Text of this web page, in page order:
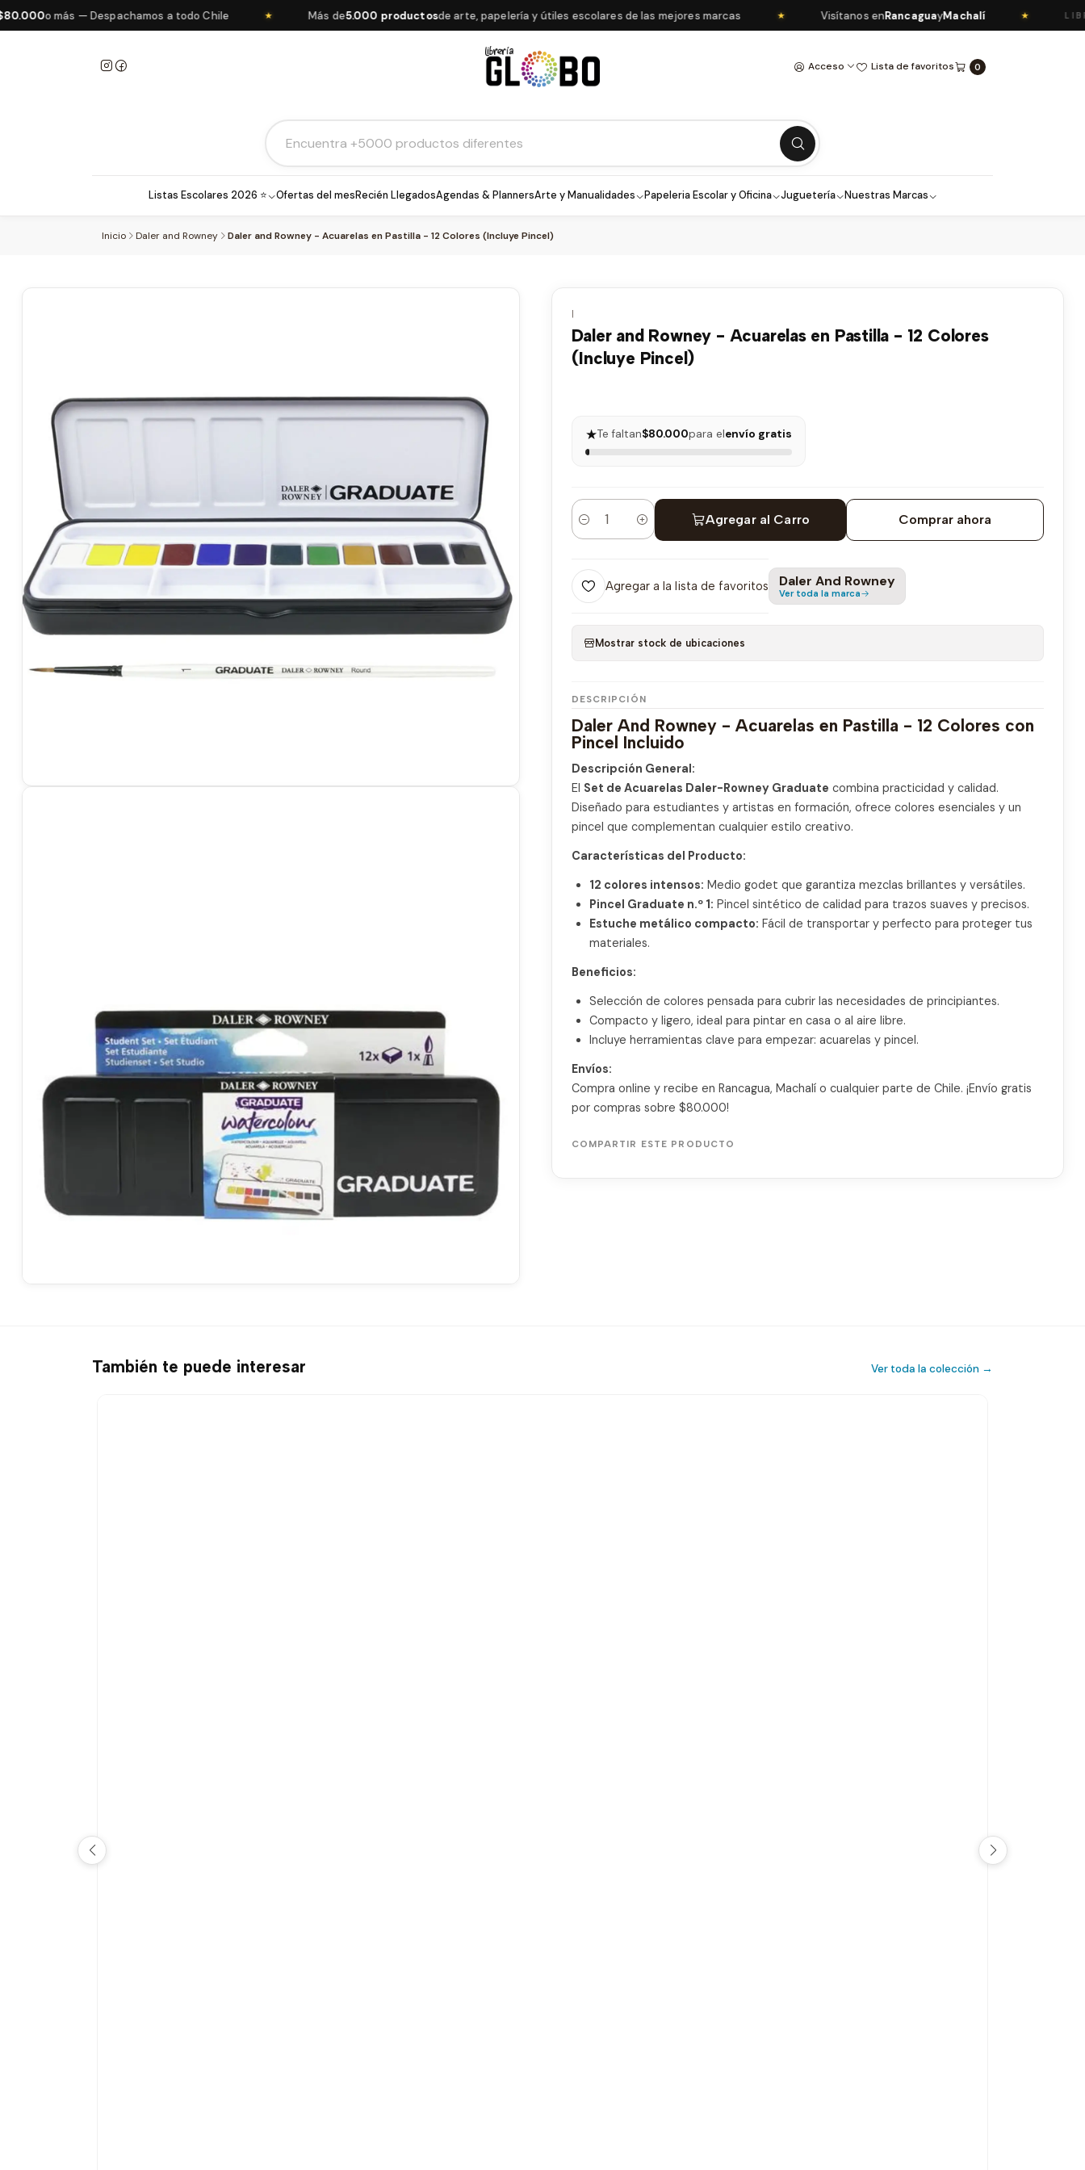
o más — Despachamos a todo Chile Más de5.000 productosde arte, papelería y útiles escolares de las mejores marcas Visítanos enRancaguayMachalí
Acceso Lista de favoritos 0
Listas Escolares 2026 ⭐ Ofertas del mesRecién LlegadosAgendas & PlannersArte y Manualidades Papeleria Escolar y Oficina Juguetería Nuestras Marcas
Inicio Daler and Rowney Daler and Rowney - Acuarelas en Pastilla - 12 Colores (Incluye Pincel)
|
Daler and Rowney - Acuarelas en Pastilla - 12 Colores
(Incluye Pincel)
★Te faltan$80.000para elenvío gratis
Cantidad Agregar al Carro Comprar ahora
Agregar a la lista de favoritos Daler And Rowney
Ver toda la marca
Mostrar stock de ubicaciones
DESCRIPCIÓN
Daler And Rowney - Acuarelas en Pastilla - 12 Colores con
Pincel Incluido
Descripción General:
El Set de Acuarelas Daler-Rowney Graduate combina practicidad y calidad.
Diseñado para estudiantes y artistas en formación, ofrece colores esenciales y un
pincel que complementan cualquier estilo creativo.
Características del Producto:
12 colores intensos: Medio godet que garantiza mezclas brillantes y versátiles.
Pincel Graduate n.º 1: Pincel sintético de calidad para trazos suaves y precisos.
Estuche metálico compacto: Fácil de transportar y perfecto para proteger tus
materiales.
Beneficios:
Selección de colores pensada para cubrir las necesidades de principiantes.
Compacto y ligero, ideal para pintar en casa o al aire libre.
Incluye herramientas clave para empezar: acuarelas y pincel.
Envíos:
Compra online y recibe en Rancagua, Machalí o cualquier parte de Chile. ¡Envío gratis
por compras sobre $80.000!
COMPARTIR ESTE PRODUCTO
También te puede interesar Ver toda la colección →